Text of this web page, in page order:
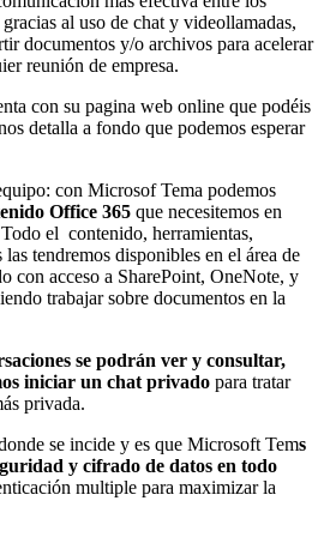
al uso de chat y videollamadas,
documentos y/o archivos para acelerar
reunión de empresa.
con su pagina web online que podéis
detalla a fondo que podemos esperar
con Microsof Tema podemos
Office 365 que necesitemos en
el contenido, herramientas,
tendremos disponibles en el área de
con acceso a SharePoint, OneNote, y
trabajar sobre documentos en la
se podrán ver y consultar,
iniciar un chat privado para tratar
privada.
se incide y es que Microsoft Tems
y cifrado de datos en todo
multiple para maximizar la